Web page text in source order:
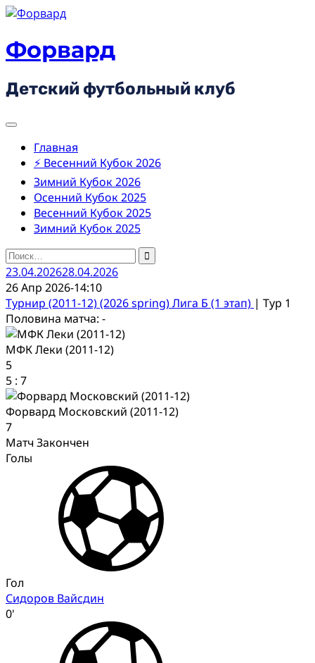
Skip
content
Форвард
Детский футбольный клуб
Главная
⚡ Весенний Кубок 2026
Зимний Кубок 2026
Осенний Кубок 2025
Весенний Кубок 2025
Зимний Кубок 2025
Найти:
23.04.202628.04.2026
26 Апр 2026-14:10
Турнир (2011-12) (2026 spring) Лига Б (1 этап) | Тур 1
Половина матча: -
МФК Леки (2011-12)
5
5 : 7
Форвард Московский (2011-12)
7
Матч Закончен
Голы
Гол
Сидоров Вайсдин
0'